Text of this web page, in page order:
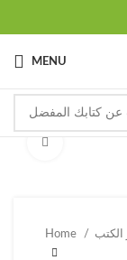
MENU
Home